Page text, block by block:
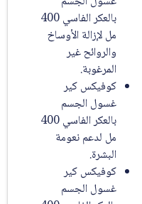
بالعكر الفاسي 400
مل لإزالة الأوساخ
والروائح غير
المرغوبة.
كوفيكس كير
غسول الجسم
بالعكر الفاسي 400
مل لدعم نعومة
البشرة.
كوفيكس كير
غسول الجسم